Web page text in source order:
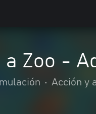
Zoo -
• Acción y